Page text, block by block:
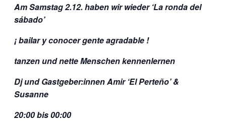
Am Samstag 2.12. haben wir wieder ‘La ronda del
sábado’
¡ bailar y conocer gente agradable !
tanzen und nette Menschen kennenlernen
Dj und Gastgeber:innen Amir ‘El Perteño’ &
Susanne
20:00 bis 00:00